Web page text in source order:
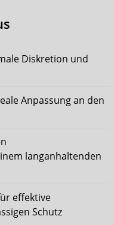
Diskretion und
Anpassung an den
langanhaltenden
effektive
Schutz